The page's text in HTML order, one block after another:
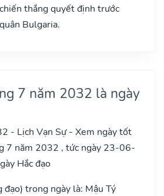
chiến thắng quyết định trước
quân Bulgaria.
7 năm 2032 là ngày
- Lịch Vạn Sự - Xem ngày tốt
7 năm 2032 , tức ngày 23-06-
Hắc đạo
đạo) trong ngày là: Mậu Tý